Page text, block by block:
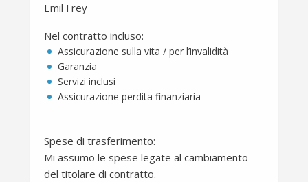
Emil Frey
Nel contratto incluso:
Assicurazione sulla vita / per l’invalidità
Garanzia
Servizi inclusi
Assicurazione perdita finanziaria
Spese di trasferimento:
Mi assumo le spese legate al cambiamento
del titolare di contratto.